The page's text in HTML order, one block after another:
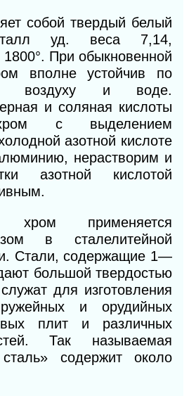
собой твердый белый
уд. веса 7,14,
При обыкновенной
вполне устойчив по
воздуху и воде.
и соляная кислоты
с выделением
азотной кислоте
нерастворим и
азотной кислотой
хром применяется
в сталелитейной
Стали, содержащие 1—
большой твердостью
для изготовления
ружейных и орудийных
плит и различных
Так называемая
содержит около